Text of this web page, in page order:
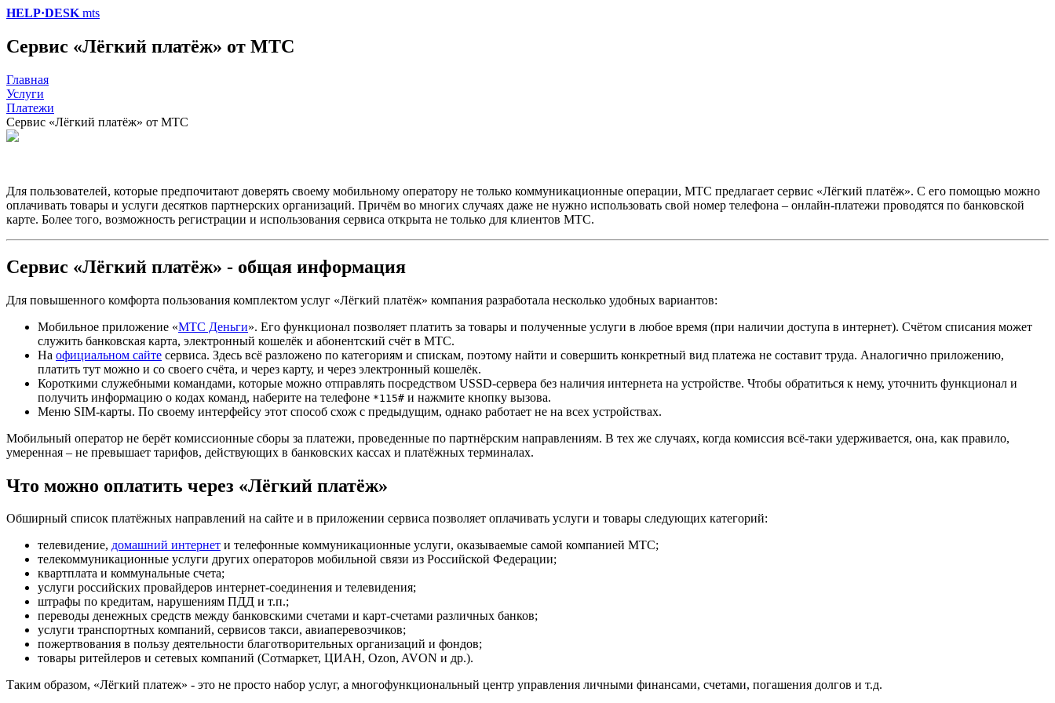
HELP·DESK mts
Сервис «Лёгкий платёж» от МТС
Главная
Услуги
Платежи
Сервис «Лёгкий платёж» от МТС
Для пользователей, которые предпочитают доверять своему мобильному оператору не только коммуникационные операции, МТС предлагает сервис «Лёгкий платёж». С его помощью можно
оплачивать товары и услуги десятков партнерских организаций. Причём во многих случаях даже не нужно использовать свой номер телефона – онлайн-платежи проводятся по банковской
карте. Более того, возможность регистрации и использования сервиса открыта не только для клиентов МТС.
Сервис «Лёгкий платёж» - общая информация
Для повышенного комфорта пользования комплектом услуг «Лёгкий платёж» компания разработала несколько удобных вариантов:
Мобильное приложение «МТС Деньги». Его функционал позволяет платить за товары и полученные услуги в любое время (при наличии доступа в интернет). Счётом списания может
служить банковская карта, электронный кошелёк и абонентский счёт в МТС.
На официальном сайте сервиса. Здесь всё разложено по категориям и спискам, поэтому найти и совершить конкретный вид платежа не составит труда. Аналогично приложению,
платить тут можно и со своего счёта, и через карту, и через электронный кошелёк.
Короткими служебными командами, которые можно отправлять посредством USSD-сервера без наличия интернета на устройстве. Чтобы обратиться к нему, уточнить функционал и
получить информацию о кодах команд, наберите на телефоне *115# и нажмите кнопку вызова.
Меню SIM-карты. По своему интерфейсу этот способ схож с предыдущим, однако работает не на всех устройствах.
Мобильный оператор не берёт комиссионные сборы за платежи, проведенные по партнёрским направлениям. В тех же случаях, когда комиссия всё-таки удерживается, она, как правило,
умеренная – не превышает тарифов, действующих в банковских кассах и платёжных терминалах.
Что можно оплатить через «Лёгкий платёж»
Обширный список платёжных направлений на сайте и в приложении сервиса позволяет оплачивать услуги и товары следующих категорий:
телевидение, домашний интернет и телефонные коммуникационные услуги, оказываемые самой компанией МТС;
телекоммуникационные услуги других операторов мобильной связи из Российской Федерации;
квартплата и коммунальные счета;
услуги российских провайдеров интернет-соединения и телевидения;
штрафы по кредитам, нарушениям ПДД и т.п.;
переводы денежных средств между банковскими счетами и карт-счетами различных банков;
услуги транспортных компаний, сервисов такси, авиаперевозчиков;
пожертвования в пользу деятельности благотворительных организаций и фондов;
товары ритейлеров и сетевых компаний (Сотмаркет, ЦИАН, Ozon, AVON и др.).
Таким образом, «Лёгкий платеж» - это не просто набор услуг, а многофункциональный центр управления личными финансами, счетами, погашения долгов и т.д.